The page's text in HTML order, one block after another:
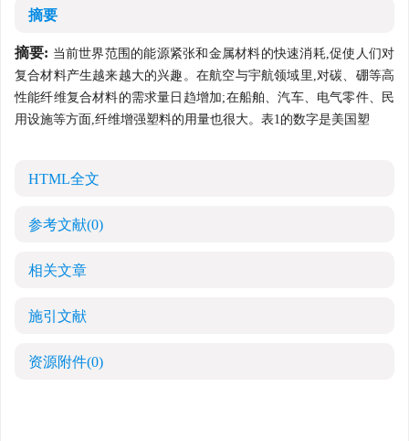
摘要
摘要: 当前世界范围的能源紧张和金属材料的快速消耗,促使人们对
复合材料产生越来越大的兴趣。在航空与宇航领域里,对碳、硼等高
性能纤维复合材料的需求量日趋增加;在船舶、汽车、电气零件、民
用设施等方面,纤维增强塑料的用量也很大。表1的数字是美国塑
HTML全文
参考文献(0)
相关文章
施引文献
资源附件(0)